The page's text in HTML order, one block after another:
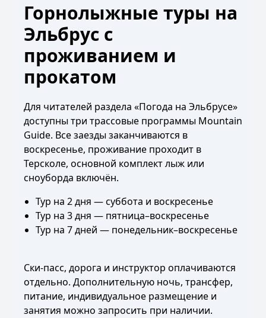
Горнолыжные туры на
Эльбрус с
проживанием и
прокатом
Для читателей раздела «Погода на Эльбрусе»
доступны три трассовые программы Mountain
Guide. Все заезды заканчиваются в
воскресенье, проживание проходит в
Терсколе, основной комплект лыж или
сноуборда включён.
Тур на 2 дня — суббота и воскресенье
Тур на 3 дня — пятница–воскресенье
Тур на 7 дней — понедельник–воскресенье
Ски-пасс, дорога и инструктор оплачиваются
отдельно. Дополнительную ночь, трансфер,
питание, индивидуальное размещение и
занятия можно запросить при наличии.